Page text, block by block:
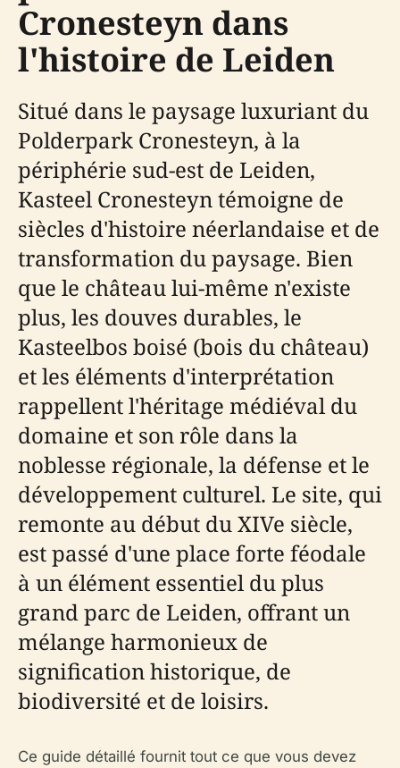
Cronesteyn dans
l'histoire de Leiden
Situé dans le paysage luxuriant du
Polderpark Cronesteyn, à la
périphérie sud-est de Leiden,
Kasteel Cronesteyn témoigne de
siècles d'histoire néerlandaise et de
transformation du paysage. Bien
que le château lui-même n'existe
plus, les douves durables, le
Kasteelbos boisé (bois du château)
et les éléments d'interprétation
rappellent l'héritage médiéval du
domaine et son rôle dans la
noblesse régionale, la défense et le
développement culturel. Le site, qui
remonte au début du XIVe siècle,
est passé d'une place forte féodale
à un élément essentiel du plus
grand parc de Leiden, offrant un
mélange harmonieux de
signification historique, de
biodiversité et de loisirs.
Ce guide détaillé fournit tout ce que vous devez